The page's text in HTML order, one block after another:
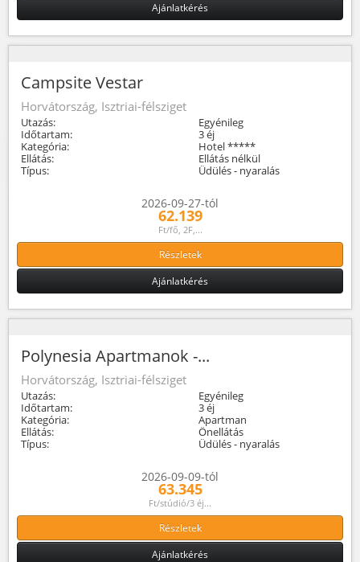
Ajánlatkérés
Campsite Vestar
Horvátország, Isztriai-félsziget
Utazás:
Egyénileg
Időtartam:
3 éj
Kategória:
Hotel *****
Ellátás:
Ellátás nélkül
Típus:
Üdülés - nyaralás
2026-09-27-tól
62.139
Ft/fő, 2F,...
Részletek
Ajánlatkérés
Polynesia Apartmanok -...
Horvátország, Isztriai-félsziget
Utazás:
Egyénileg
Időtartam:
3 éj
Kategória:
Apartman
Ellátás:
Önellátás
Típus:
Üdülés - nyaralás
2026-09-09-tól
63.345
Ft/stúdió/3 éj...
Részletek
Ajánlatkérés